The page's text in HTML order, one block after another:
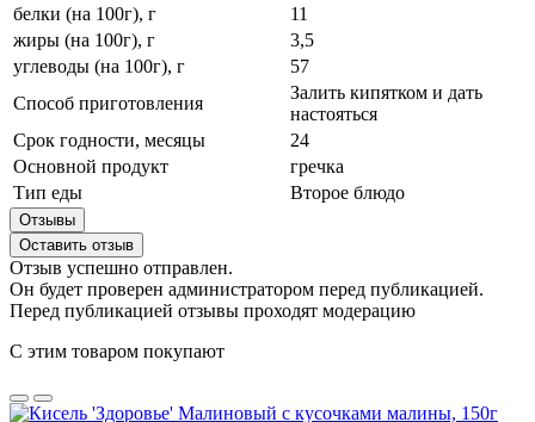
белки (на 100г), г
11
жиры (на 100г), г
3,5
углеводы (на 100г), г
57
Способ приготовления
Залить кипятком и дать
настояться
Срок годности, месяцы
24
Основной продукт
гречка
Тип еды
Второе блюдо
Отзывы
Оставить отзыв
Отзыв успешно отправлен.
Он будет проверен администратором перед публикацией.
Перед публикацией отзывы проходят модерацию
С этим товаром покупают